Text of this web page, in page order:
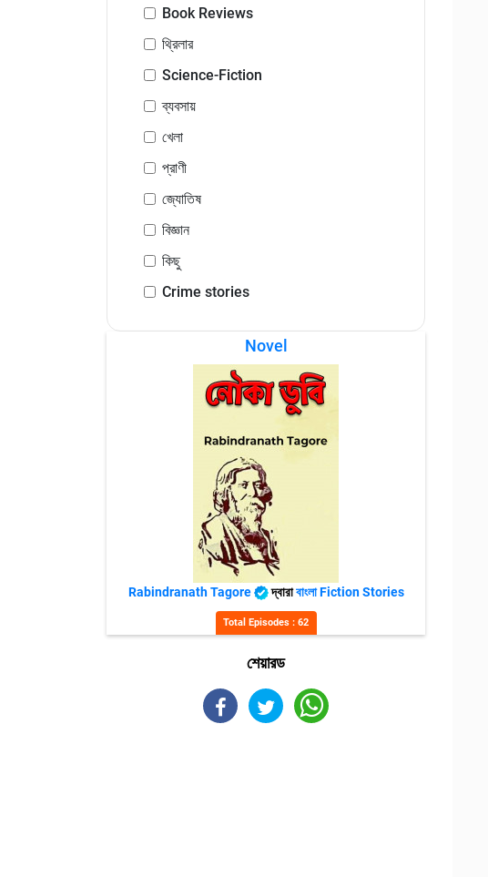
Book Reviews
থ্রিলার
Science-Fiction
ব্যবসায়
খেলা
প্রাণী
জ্যোতিষ
বিজ্ঞান
কিছু
Crime stories
Novel
Rabindranath Tagore দ্বারাবাংলা Fiction Stories
Total Episodes : 62
শেয়ারড